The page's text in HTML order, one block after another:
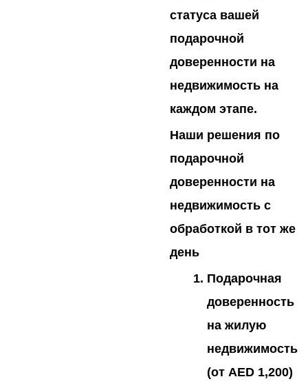
статуса вашей
подарочной
доверенности на
недвижимость на
каждом этапе.
Наши решения по
подарочной
доверенности на
недвижимость с
обработкой в тот же
день
Подарочная
доверенность
на жилую
недвижимость
(от AED 1,200)